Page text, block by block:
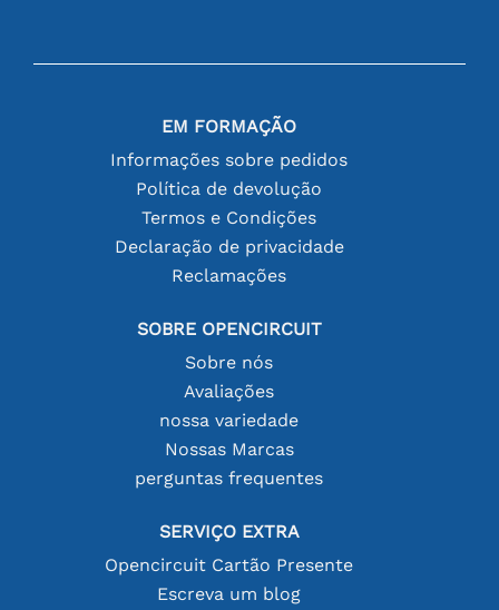
EM FORMAÇÃO
Informações sobre pedidos
Política de devolução
Termos e Condições
Declaração de privacidade
Reclamações
SOBRE OPENCIRCUIT
Sobre nós
Avaliações
nossa variedade
Nossas Marcas
perguntas frequentes
SERVIÇO EXTRA
Opencircuit Cartão Presente
Escreva um blog